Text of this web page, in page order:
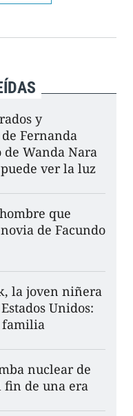
y
Fernanda
Wanda Nara
ver la luz
que
de Facundo
la joven niñera
Unidos:
familia
nuclear de
fin de una era